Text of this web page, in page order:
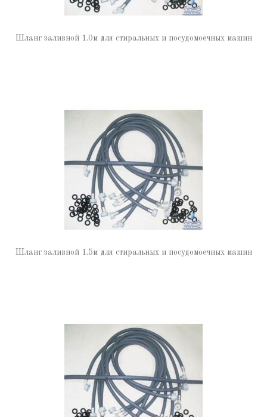
Шланг заливной 1.0м для стиральных и посудомоечных машин
Шланг заливной 1.5м для стиральных и посудомоечных машин